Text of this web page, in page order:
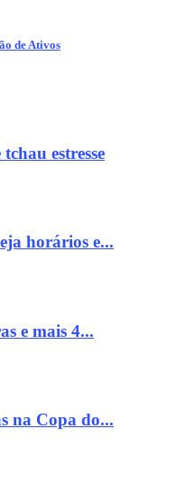
de Ativos
estresse
horários e...
e mais 4...
na Copa do...